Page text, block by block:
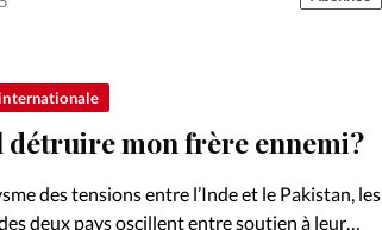
détruire mon frère ennemi?
des tensions entre l’Inde et le Pakistan, les
deux pays oscillent entre soutien à leur